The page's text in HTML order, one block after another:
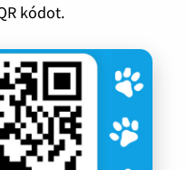
kódot.